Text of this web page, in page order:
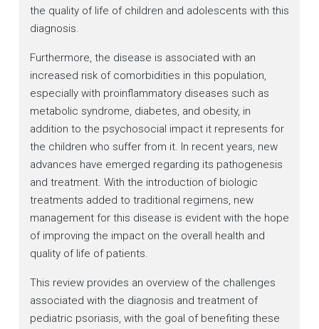
the quality of life of children and adolescents with this
diagnosis.
Furthermore, the disease is associated with an
increased risk of comorbidities in this population,
especially with proinflammatory diseases such as
metabolic syndrome, diabetes, and obesity, in
addition to the psychosocial impact it represents for
the children who suffer from it. In recent years, new
advances have emerged regarding its pathogenesis
and treatment. With the introduction of biologic
treatments added to traditional regimens, new
management for this disease is evident with the hope
of improving the impact on the overall health and
quality of life of patients.
This review provides an overview of the challenges
associated with the diagnosis and treatment of
pediatric psoriasis, with the goal of benefiting these